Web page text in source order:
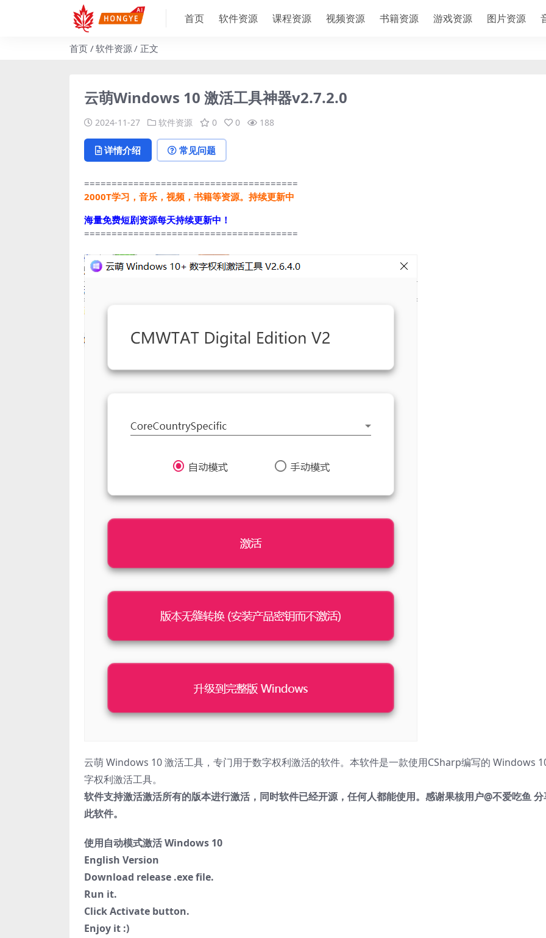
首页 软件资源 课程资源 视频资源 书籍资源 游戏资源 图片资源
首页 软件资源 正文
云萌Windows 10 激活工具神器v2.7.2.0
2024-11-27 软件资源 0 0 188
详情介绍 常见问题
=======================================
2000T学习，音乐，视频，书籍等资源。持续更新中
海量免费短剧资源每天持续更新中！
=======================================
云萌 Windows 10 激活工具，专门用于数字权利激活的软件。本软件是一款使用CSharp编写的 Windows
字权利激活工具。
软件支持激活激活所有的版本进行激活，同时软件已经开源，任何人都能使用。感谢果核用户@不爱吃鱼 分
此软件。
使用自动模式激活 Windows 10
English Version
Download release .exe file.
Run it.
Click Activate button.
Enjoy it :)